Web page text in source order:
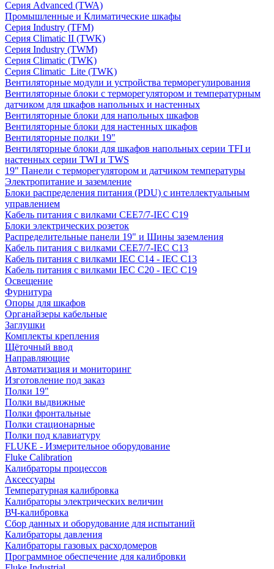
Серия Advanced (TWA)
Промышленные и Климатические шкафы
Серия Industry (TFM)
Серия Climatic II (TWK)
Серия Industry (TWM)
Серия Climatic (TWK)
Серия Climatic_Lite (TWK)
Вентиляторные модули и устройства терморегулирования
Вентиляторные блоки с терморегулятором и температурным
датчиком для шкафов напольных и настенных
Вентиляторные блоки для напольных шкафов
Вентиляторные блоки для настенных шкафов
Вентиляторные полки 19"
Вентиляторные блоки для шкафов напольных серии TFI и
настенных серии TWI и TWS
19" Панели с терморегулятором и датчиком температуры
Электропитание и заземление
Блоки распределения питания (PDU) с интеллектуальным
управлением
Кабель питания с вилками CEE7/7-IEC C19
Блоки электрических розеток
Распределительные панели 19" и Шины заземления
Кабель питания с вилками CEE7/7-IEC C13
Кабель питания с вилками IEC C14 - IEC C13
Кабель питания с вилками IEC C20 - IEC C19
Освещение
Фурнитура
Опоры для шкафов
Органайзеры кабельные
Заглушки
Комплекты крепления
Щёточный ввод
Направляющие
Автоматизация и мониторинг
Изготовление под заказ
Полки 19"
Полки выдвижные
Полки фронтальные
Полки стационарные
Полки под клавиатуру
FLUKE - Измерительное оборудование
Fluke Calibration
Калибраторы процессов
Аксессуары
Температурная калибровка
Калибраторы электрических величин
ВЧ-калибровка
Сбор данных и оборудование для испытаний
Калибраторы давления
Калибраторы газовых расходомеров
Программное обеспечение для калибровки